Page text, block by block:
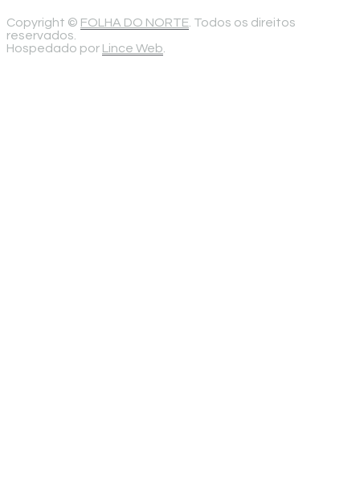
Copyright © FOLHA DO NORTE . Todos os direitos
reservados.
Hospedado por Lince Web